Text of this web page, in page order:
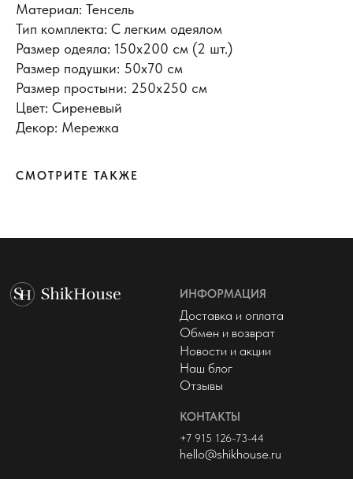
Материал: Тенсель
Тип комплекта: С легким одеялом
Размер одеяла: 150x200 см (2 шт.)
Размер подушки: 50x70 см
Размер простыни: 250х250 см
Цвет: Сиреневый
Декор: Мережка
СМОТРИТЕ ТАКЖЕ
Доставка и оплата
Обмен и возврат
Новости и акции
ИНФОРМАЦИЯ